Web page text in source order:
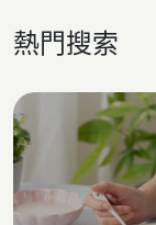
熱門搜索